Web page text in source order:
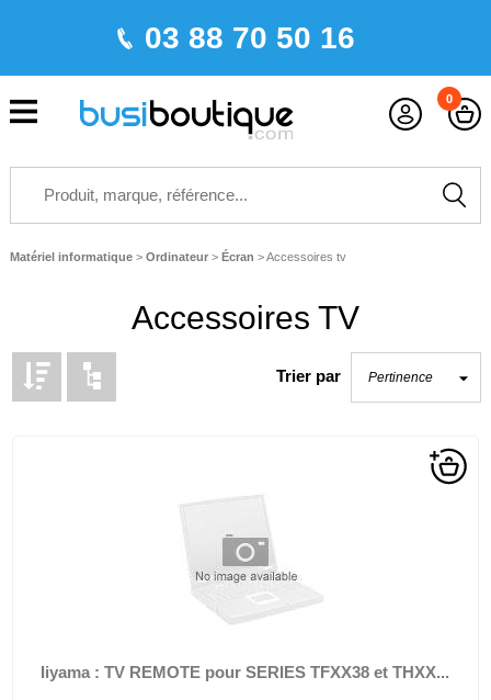
03 88 70 50 16
0
Matériel informatique > Ordinateur > Écran >Accessoires tv
Accessoires TV
Trier par
Iiyama : TV REMOTE pour SERIES TFXX38 et THXX...